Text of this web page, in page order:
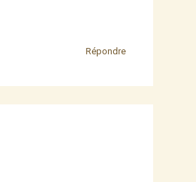
Répondre